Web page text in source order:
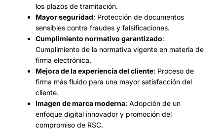
los plazos de tramitación.
Mayor seguridad: Protección de documentos
sensibles contra fraudes y falsificaciones.
Cumplimiento normativo garantizado:
Cumplimiento de la normativa vigente en materia de
firma electrónica.
Mejora de la experiencia del cliente: Proceso de
firma más fluido para una mayor satisfacción del
cliente.
Imagen de marca moderna: Adopción de un
enfoque digital innovador y promoción del
compromiso de RSC.